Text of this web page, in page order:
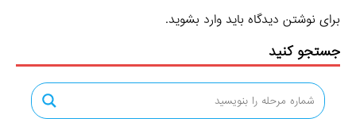
برای نوشتن دیدگاه باید وارد بشوید.
جستجو کنید